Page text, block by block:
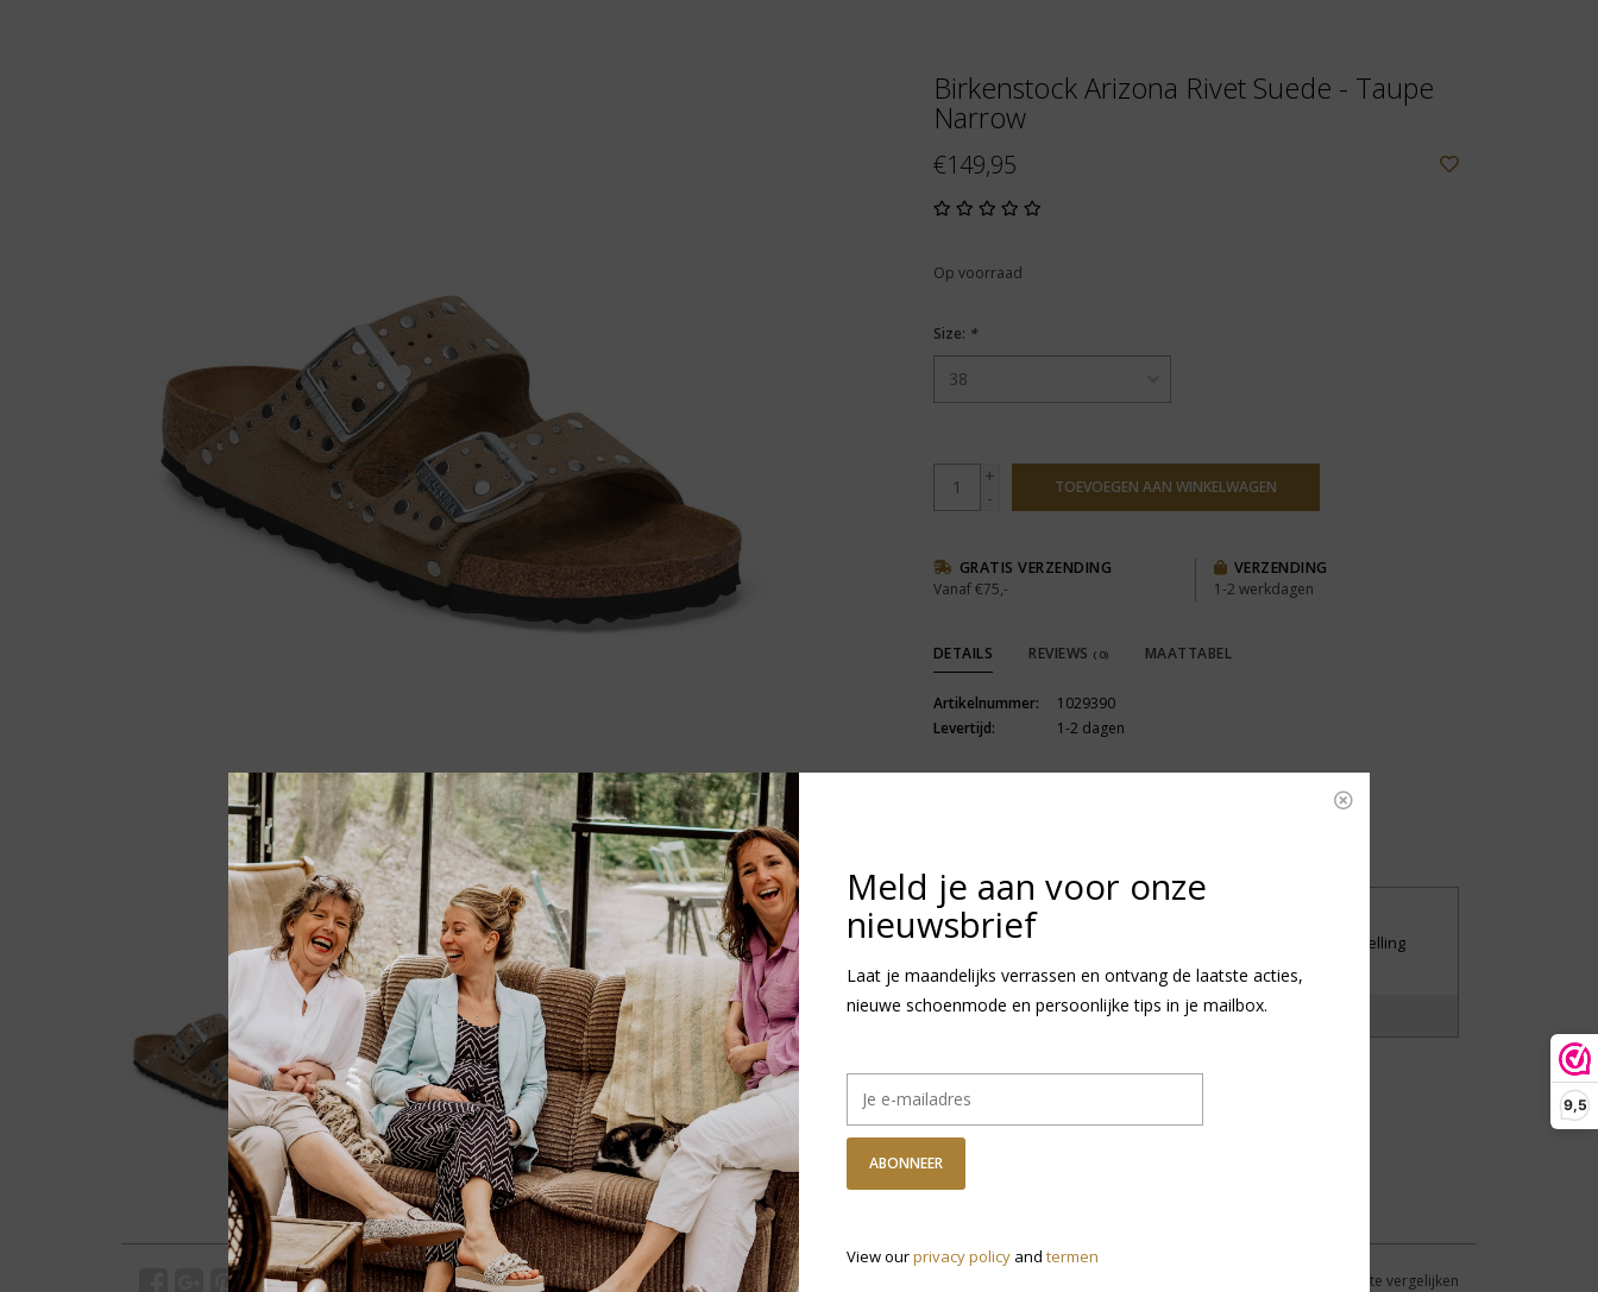
9,5
Birkenstock Arizona Rivet Suede - Taupe
Narrow
€149,95
Op voorraad
Size: *
+
-
TOEVOEGEN AAN WINKELWAGEN
GRATIS VERZENDING
Vanaf €75,-
VERZENDING
1-2 werkdagen
DETAILS REVIEWS (0) MAATTABEL
Artikelnummer:
1029390
Levertijd:
1-2 dagen
Niet tevreden met je aankoop? Stuur je bestelling
Heb je vragen?Laat het ons weten!
Toevoegen om te vergelijken
Meld je aan voor onze
nieuwsbrief
Laat je maandelijks verrassen en ontvang de laatste acties,
nieuwe schoenmode en persoonlijke tips in je mailbox.
ABONNEER
View ourprivacy policy and termen